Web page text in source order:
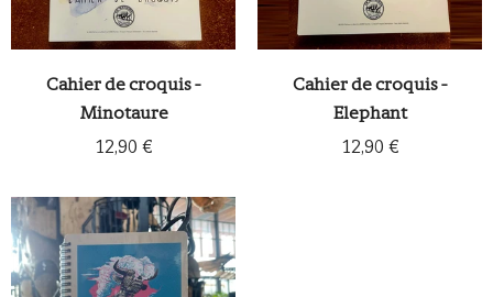
Cahier de croquis -
Minotaure
12,90 €
Cahier de croquis -
Elephant
12,90 €